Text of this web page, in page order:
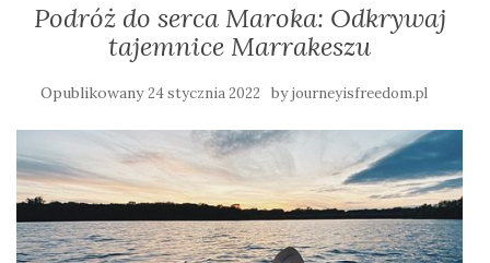
Podróż do serca Maroka: Odkrywaj
tajemnice Marrakeszu
Opublikowany24 stycznia 2022 byjourneyisfreedom.pl